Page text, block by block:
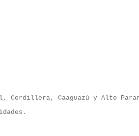
Cordillera, Caaguazú y Alto